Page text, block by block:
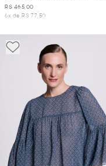
R$ 465,00
6x de R$ 77,50